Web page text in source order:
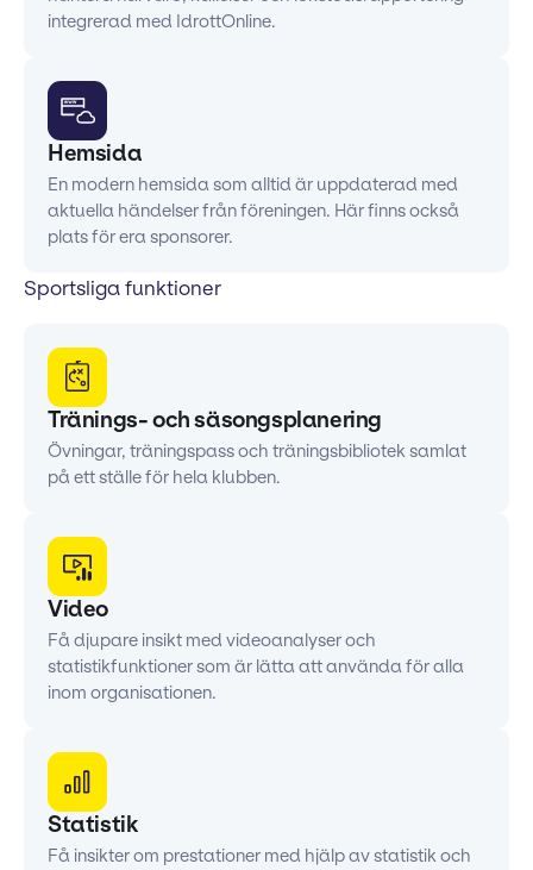
integrerad med IdrottOnline.
Hemsida
En modern hemsida som alltid är uppdaterad med
aktuella händelser från föreningen. Här finns också
plats för era sponsorer.
Sportsliga funktioner
Tränings- och säsongsplanering
Övningar, träningspass och träningsbibliotek samlat
på ett ställe för hela klubben.
Video
Få djupare insikt med videoanalyser och
statistikfunktioner som är lätta att använda för alla
inom organisationen.
Statistik
Få insikter om prestationer med hjälp av statistik och